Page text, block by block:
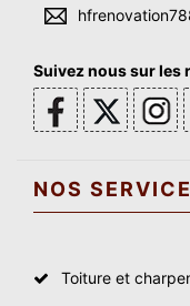
Suivez nous sur les
NOS
Toiture et